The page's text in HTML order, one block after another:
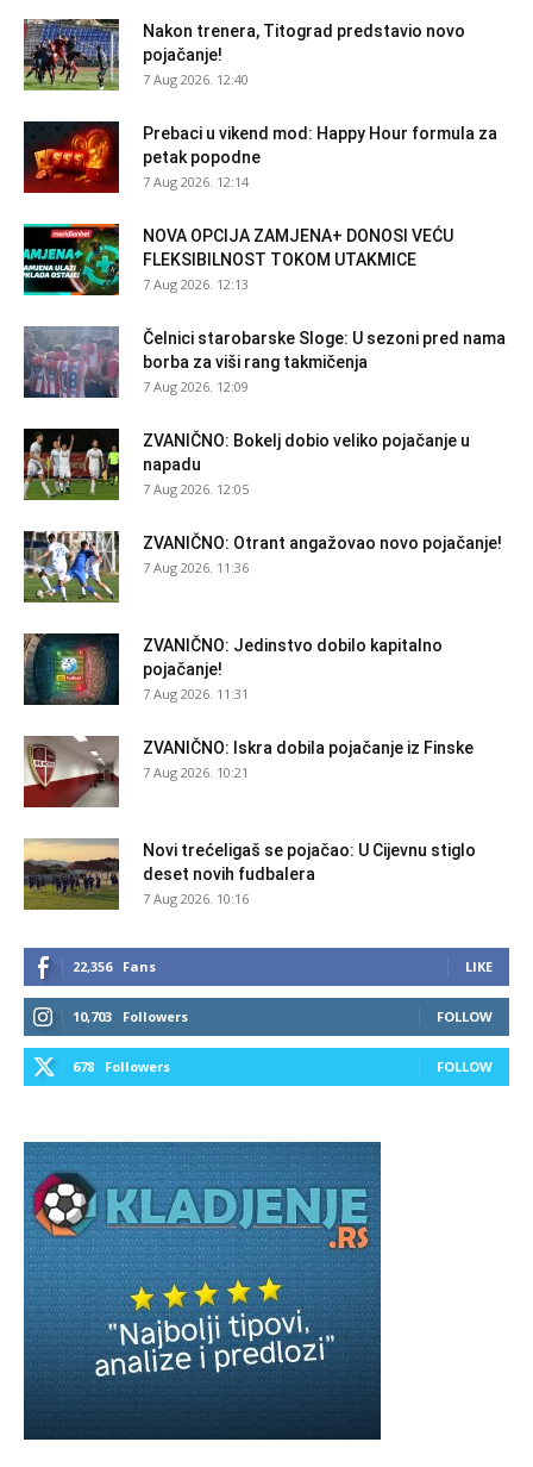
Nakon trenera, Titograd predstavio novo
pojačanje!
7 Aug 2026. 12:40
Prebaci u vikend mod: Happy Hour formula za
petak popodne
7 Aug 2026. 12:14
NOVA OPCIJA ZAMJENA+ DONOSI VEĆU
FLEKSIBILNOST TOKOM UTAKMICE
7 Aug 2026. 12:13
Čelnici starobarske Sloge: U sezoni pred nama
borba za viši rang takmičenja
7 Aug 2026. 12:09
ZVANIČNO: Bokelj dobio veliko pojačanje u
napadu
7 Aug 2026. 12:05
ZVANIČNO: Otrant angažovao novo pojačanje!
7 Aug 2026. 11:36
ZVANIČNO: Jedinstvo dobilo kapitalno
pojačanje!
7 Aug 2026. 11:31
ZVANIČNO: Iskra dobila pojačanje iz Finske
7 Aug 2026. 10:21
Novi trećeligaš se pojačao: U Cijevnu stiglo
deset novih fudbalera
7 Aug 2026. 10:16
22,356 Fans LIKE
10,703 Followers FOLLOW
678 Followers FOLLOW